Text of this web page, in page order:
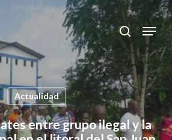
search
Menu
Actualidad
entre grupo ilegal y la
Close
Menu